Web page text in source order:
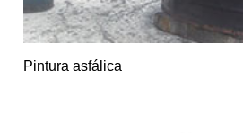
Pintura asfálica